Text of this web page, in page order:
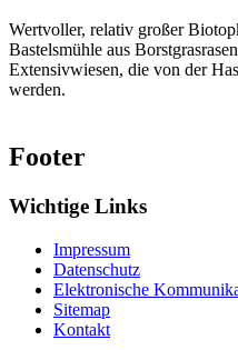
Wertvoller, relativ großer
Bastelsmühle aus
Extensivwiesen, die von der
werden.
Footer
Wichtige Links
Impressum
Datenschutz
Elektronische
Sitemap
Kontakt